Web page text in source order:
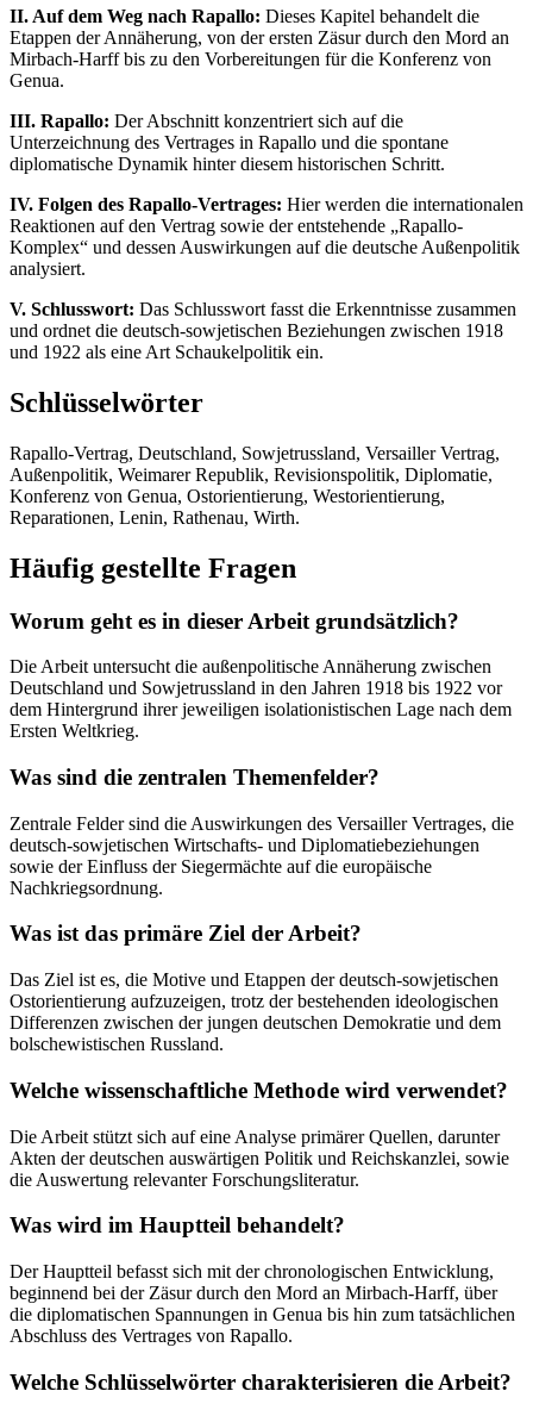
II. Auf dem Weg nach Rapallo: Dieses Kapitel behandelt die
Etappen der Annäherung, von der ersten Zäsur durch den Mord an
Mirbach-Harff bis zu den Vorbereitungen für die Konferenz von
Genua.
III. Rapallo: Der Abschnitt konzentriert sich auf die
Unterzeichnung des Vertrages in Rapallo und die spontane
diplomatische Dynamik hinter diesem historischen Schritt.
IV. Folgen des Rapallo-Vertrages: Hier werden die internationalen
Reaktionen auf den Vertrag sowie der entstehende „Rapallo-
Komplex“ und dessen Auswirkungen auf die deutsche Außenpolitik
analysiert.
V. Schlusswort: Das Schlusswort fasst die Erkenntnisse zusammen
und ordnet die deutsch-sowjetischen Beziehungen zwischen 1918
und 1922 als eine Art Schaukelpolitik ein.
Schlüsselwörter
Rapallo-Vertrag, Deutschland, Sowjetrussland, Versailler Vertrag,
Außenpolitik, Weimarer Republik, Revisionspolitik, Diplomatie,
Konferenz von Genua, Ostorientierung, Westorientierung,
Reparationen, Lenin, Rathenau, Wirth.
Häufig gestellte Fragen
Worum geht es in dieser Arbeit grundsätzlich?
Die Arbeit untersucht die außenpolitische Annäherung zwischen
Deutschland und Sowjetrussland in den Jahren 1918 bis 1922 vor
dem Hintergrund ihrer jeweiligen isolationistischen Lage nach dem
Ersten Weltkrieg.
Was sind die zentralen Themenfelder?
Zentrale Felder sind die Auswirkungen des Versailler Vertrages, die
deutsch-sowjetischen Wirtschafts- und Diplomatiebeziehungen
sowie der Einfluss der Siegermächte auf die europäische
Nachkriegsordnung.
Was ist das primäre Ziel der Arbeit?
Das Ziel ist es, die Motive und Etappen der deutsch-sowjetischen
Ostorientierung aufzuzeigen, trotz der bestehenden ideologischen
Differenzen zwischen der jungen deutschen Demokratie und dem
bolschewistischen Russland.
Welche wissenschaftliche Methode wird verwendet?
Die Arbeit stützt sich auf eine Analyse primärer Quellen, darunter
Akten der deutschen auswärtigen Politik und Reichskanzlei, sowie
die Auswertung relevanter Forschungsliteratur.
Was wird im Hauptteil behandelt?
Der Hauptteil befasst sich mit der chronologischen Entwicklung,
beginnend bei der Zäsur durch den Mord an Mirbach-Harff, über
die diplomatischen Spannungen in Genua bis hin zum tatsächlichen
Abschluss des Vertrages von Rapallo.
Welche Schlüsselwörter charakterisieren die Arbeit?